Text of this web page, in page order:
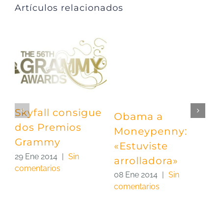
Artículos relacionados
Skyfall consigue
dos Premios
Grammy
29 Ene 2014
Sin
comentarios
Obama a
Moneypenny:
«Estuviste
arrolladora»
08 Ene 2014
Sin
comentarios